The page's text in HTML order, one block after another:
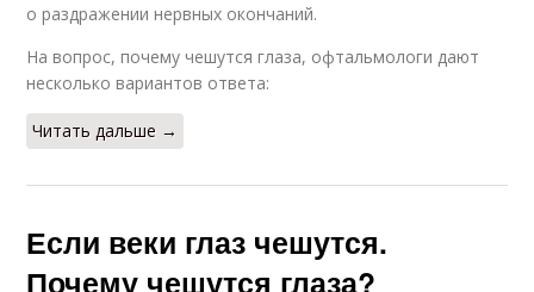
о раздражении нервных окончаний.
На вопрос, почему чешутся глаза, офтальмологи дают
несколько вариантов ответа:
Читать дальше →
Если веки глаз чешутся.
Почему чешутся глаза?